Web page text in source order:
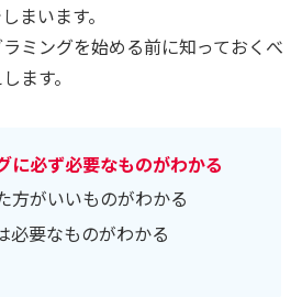
まいます。
ミングを始める前に知っておくべ
ます。
に必ず必要なものがわかる
方がいいものがわかる
必要なものがわかる